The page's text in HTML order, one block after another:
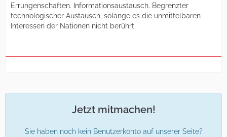
Errungenschaften. Informationsaustausch. Begrenzter
technologischer Austausch, solange es die unmittelbaren
Interessen der Nationen nicht berührt.
Jetzt mitmachen!
Sie haben noch kein Benutzerkonto auf unserer Seite?